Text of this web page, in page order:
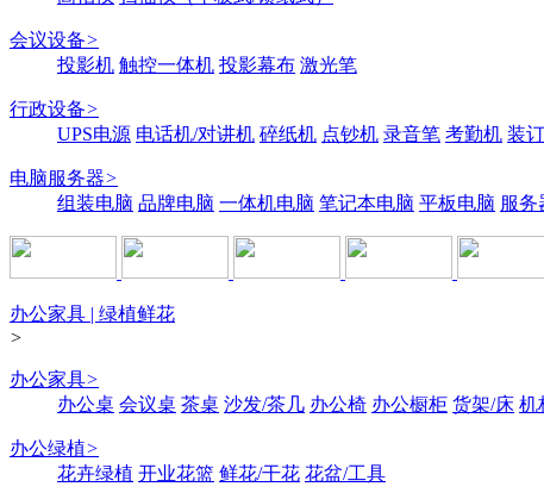
会议设备>
投影机 触控一体机 投影幕布 激光笔
行政设备>
UPS电源 电话机/对讲机 碎纸机 点钞机 录音笔 考勤机 装
电脑服务器>
组装电脑 品牌电脑 一体机电脑 笔记本电脑 平板电脑 服务
办公家具 | 绿植鲜花
>
办公家具>
办公桌 会议桌 茶桌 沙发/茶几 办公椅 办公橱柜 货架/床 机
办公绿植>
花卉绿植 开业花篮 鲜花/干花 花盆/工具